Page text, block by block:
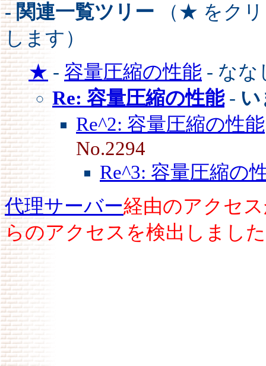
- 関連一覧ツリー （★ をク
します）
★ - 容量圧縮の性能 - な
Re: 容量圧縮の性能- い
Re^2: 容量圧縮の性能
No.2294
Re^3: 容量圧縮の
代理サーバー経由のアクセ
らのアクセスを検出しまし